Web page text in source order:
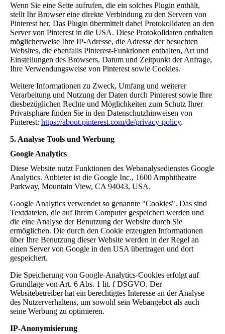
Wenn Sie eine Seite aufrufen, die ein solches Plugin enthält,
stellt Ihr Browser eine direkte Verbindung zu den Servern von
Pinterest her. Das Plugin übermittelt dabei Protokolldaten an den
Server von Pinterest in die USA. Diese Protokolldaten enthalten
möglicherweise Ihre IP-Adresse, die Adresse der besuchten
Websites, die ebenfalls Pinterest-Funktionen enthalten, Art und
Einstellungen des Browsers, Datum und Zeitpunkt der Anfrage,
Ihre Verwendungsweise von Pinterest sowie Cookies.
Weitere Informationen zu Zweck, Umfang und weiterer
Verarbeitung und Nutzung der Daten durch Pinterest sowie Ihre
diesbezüglichen Rechte und Möglichkeiten zum Schutz Ihrer
Privatsphäre finden Sie in den Datenschutzhinweisen von
Pinterest: https://about.pinterest.com/de/privacy-policy.
5. Analyse Tools und Werbung
Google Analytics
Diese Website nutzt Funktionen des Webanalysedienstes Google
Analytics. Anbieter ist die Google Inc., 1600 Amphitheatre
Parkway, Mountain View, CA 94043, USA.
Google Analytics verwendet so genannte "Cookies". Das sind
Textdateien, die auf Ihrem Computer gespeichert werden und
die eine Analyse der Benutzung der Website durch Sie
ermöglichen. Die durch den Cookie erzeugten Informationen
über Ihre Benutzung dieser Website werden in der Regel an
einen Server von Google in den USA übertragen und dort
gespeichert.
Die Speicherung von Google-Analytics-Cookies erfolgt auf
Grundlage von Art. 6 Abs. 1 lit. f DSGVO. Der
Websitebetreiber hat ein berechtigtes Interesse an der Analyse
des Nutzerverhaltens, um sowohl sein Webangebot als auch
seine Werbung zu optimieren.
IP-Anonymisierung